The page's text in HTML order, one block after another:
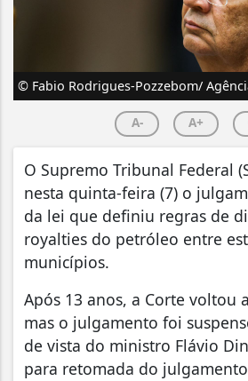
© Fabio Rodrigues-Pozzebom/
A- A+
O Supremo Tribunal Federal
nesta quinta-feira (7) o
da lei que definiu regras de
royalties do petróleo entre
municípios.
Após 13 anos, a Corte voltou
mas o julgamento foi
de vista do ministro Flávio
para retomada do